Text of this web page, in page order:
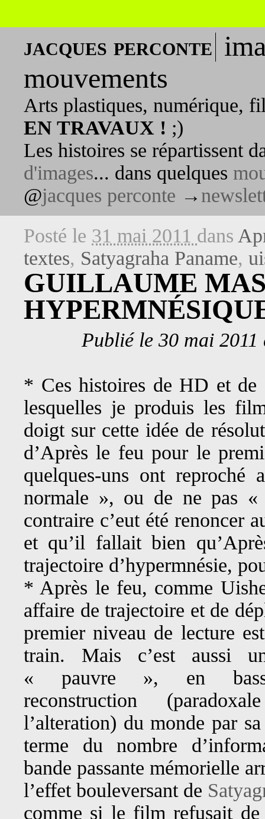
jacques perconte
mouvements
Arts plastiques, numérique,
EN TRAVAUX ! ;)
Les histoires se répartissent
d'images... dans quelques
@jacques perconte →
Posté le 31 mai 2011 dans
textes, Satyagraha Paname,
GUILLAUME
Publié le 30 mai
* Ces histoires de HD et de
lesquelles je produis les
doigt sur cette idée de
d’Après le feu pour le
quelques-uns ont
normale », ou de ne pas «
contraire c’eut été renoncer
et qu’il fallait bien
trajectoire d’hypermnésie,
* Après le feu, comme
affaire de trajectoire et de
premier niveau de lecture
train. Mais c’est aussi
« pauvre », en
reconstruction
l’alteration) du monde par
terme du nombre
bande passante mémorielle
l’effet bouleversant de
comme si le film refusait